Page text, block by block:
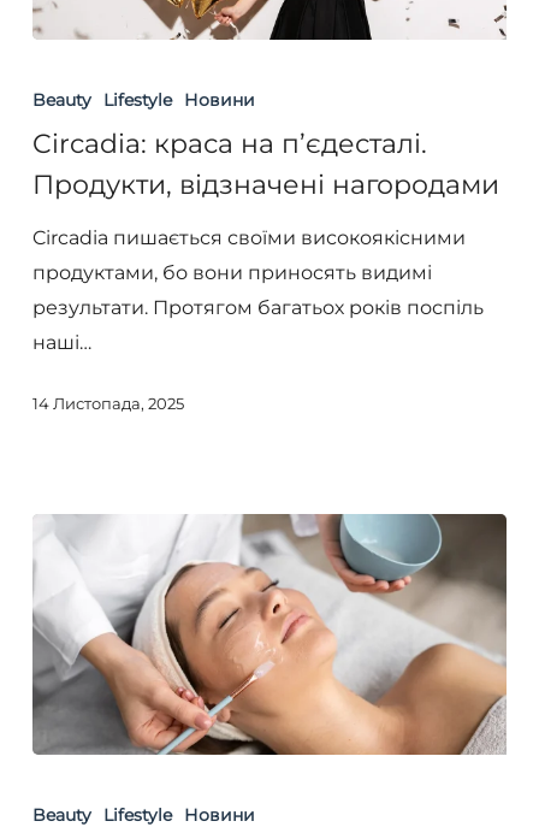
краса
п’єдесталі.
Продукти,
відзначені
нагородами
Beauty Lifestyle Новини
Circadia: краса на п’єдесталі.
Продукти, відзначені нагородами
Circadia пишається своїми високоякісними
продуктами, бо вони приносять видимі
результати. Протягом багатьох років поспіль
наші…
14 Листопада, 2025
пілінги
Beauty Lifestyle Новини